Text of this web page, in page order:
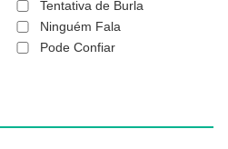
a
Tentativa de Burla
Ninguém Fala
Pode Confiar